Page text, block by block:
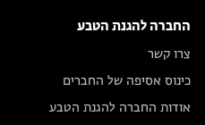
החברה להגנת הטבע
צרו קשר
כינוס אסיפה של החברים
אודות החברה להגנת הטבע